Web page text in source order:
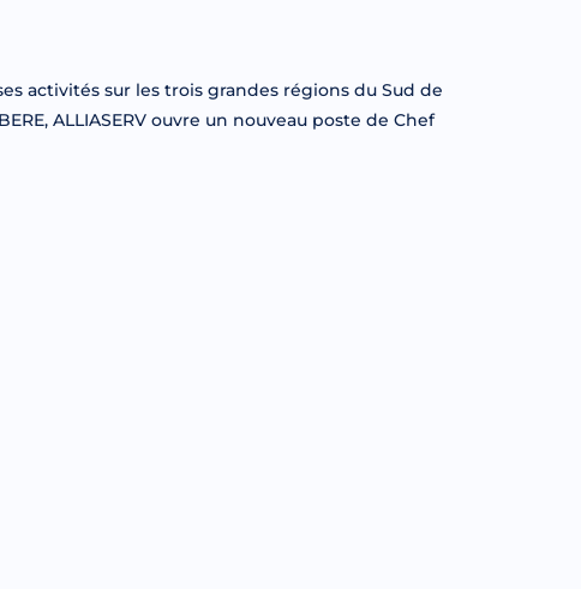
activités sur les trois grandes régions du Sud de
ALLIASERV ouvre un nouveau poste de Chef